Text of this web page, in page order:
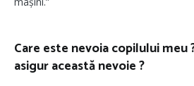
Care este nevoia copilului meu
asigur această nevoie ?